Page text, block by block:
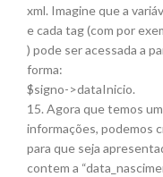
xml. Imagine que a
e cada tag (com por
) pode ser acessada a
forma:
$signo->dataInicio.
15. Agora que temos
informações, podemos
para que seja
contem a